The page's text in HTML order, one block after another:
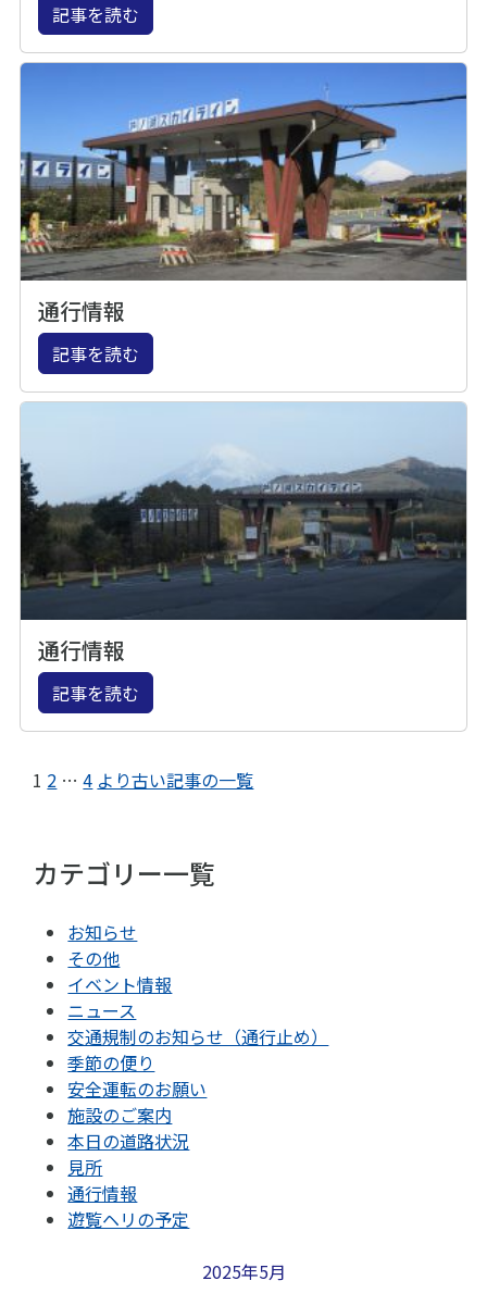
記事を読む
通行情報
記事を読む
通行情報
記事を読む
1 2 … 4 より古い記事の一覧
カテゴリー一覧
お知らせ
その他
イベント情報
ニュース
交通規制のお知らせ（通行止め）
季節の便り
安全運転のお願い
施設のご案内
本日の道路状況
見所
通行情報
遊覧ヘリの予定
2025年5月